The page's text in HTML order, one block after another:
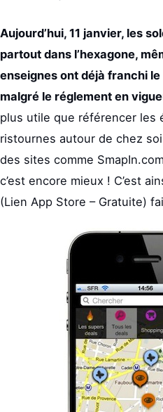
Aujourd’hui, 11 janvier, les
partout dans l’hexagone,
enseignes ont déjà franchi
malgré le réglement en
plus utile que référencer les
ristournes autour de chez
des sites comme
c’est encore mieux ! C’est
(Lien App Store – Gratuite)